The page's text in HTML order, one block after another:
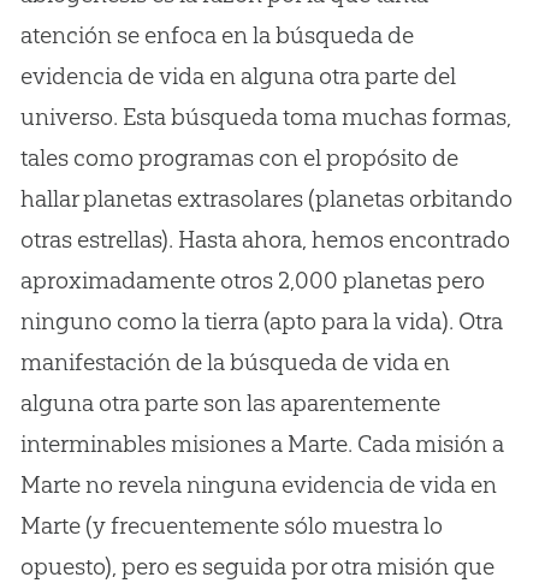
atención se enfoca en la búsqueda de
evidencia de vida en alguna otra parte del
universo. Esta búsqueda toma muchas formas,
tales como programas con el propósito de
hallar planetas extrasolares (planetas orbitando
otras estrellas). Hasta ahora, hemos encontrado
aproximadamente otros 2,000 planetas pero
ninguno como la tierra (apto para la vida). Otra
manifestación de la búsqueda de vida en
alguna otra parte son las aparentemente
interminables misiones a Marte. Cada misión a
Marte no revela ninguna evidencia de vida en
Marte (y frecuentemente sólo muestra lo
opuesto), pero es seguida por otra misión que